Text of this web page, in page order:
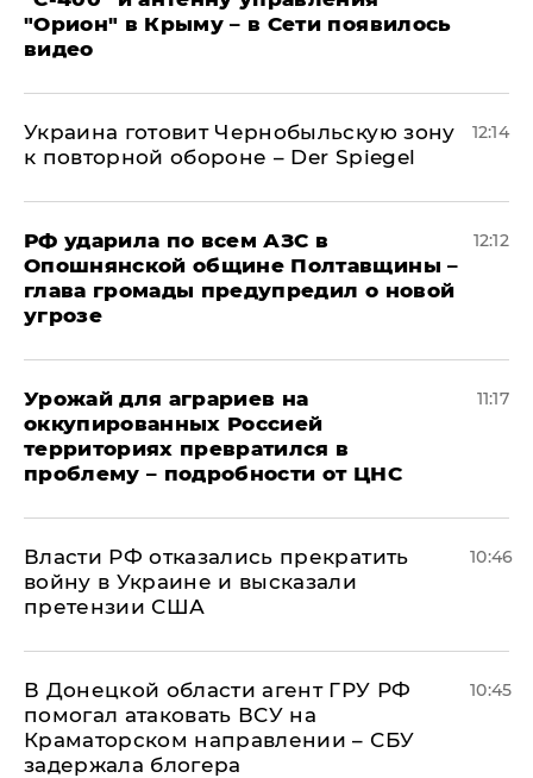
"Орион" в Крыму – в Сети появилось
видео
Украина готовит Чернобыльскую зону
к повторной обороне – Der Spiegel
12:14
РФ ударила по всем АЗС в
Опошнянской общине Полтавщины –
глава громады предупредил о новой
угрозе
12:12
Урожай для аграриев на
оккупированных Россией
территориях превратился в
проблему – подробности от ЦНС
11:17
Власти РФ отказались прекратить
войну в Украине и высказали
претензии США
10:46
В Донецкой области агент ГРУ РФ
помогал атаковать ВСУ на
Краматорском направлении – СБУ
задержала блогера
10:45